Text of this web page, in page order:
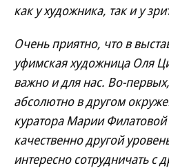
как у художника, так и у
Очень приятно, что в
уфимская художница Оля
важно и для нас. Во-
абсолютно в другом
куратора Марии
качественно другой
интересно сотрудничать с